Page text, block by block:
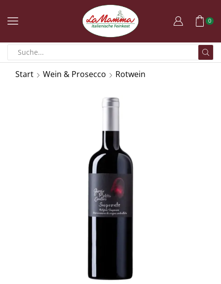
0
Start Wein & Prosecco Rotwein